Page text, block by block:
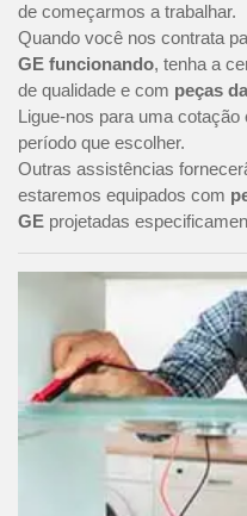
de começarmos a trabalhar.
Quando você nos contrata
GE funcionando, tenha a
de qualidade e com peças
Ligue-nos para uma
período que escolher.
Outras assistências
estaremos equipados com
GE projetadas